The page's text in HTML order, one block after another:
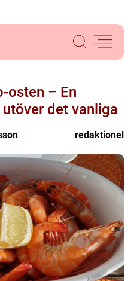
osten – En
det vanliga
redaktionel